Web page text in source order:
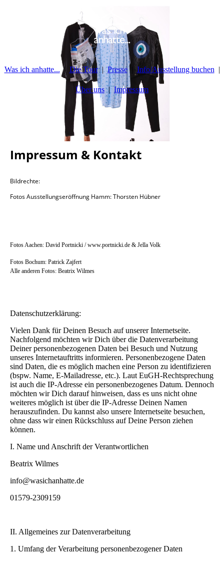
Was ich anhatte... Die Tour Presse Info/Ausstellung buchen
Über uns Impressum
Impressum & Kontakt
Bildrechte:
Fotos Ausstellungseröffnung Hamm: Thorsten Hübner
Fotos Aachen: David Portnicki / www.portnicki.de & Jella Volk
Fotos Bochum: Patrick Zajfert
Alle anderen Fotos: Beatrix Wilmes
Datenschutzerklärung:
Vielen Dank für Deinen Besuch auf unserer Internetseite.
Nachfolgend möchten wir Dich über die Datenverarbeitung
Deiner personenbezogenen Daten bei Besuch und Nutzung
unseres Internetauftritts informieren. Personenbezogene Daten
sind Daten, die es möglich machen eine Person zu identifizieren
(bspw. Name, E-Mailadresse, etc.). Laut EuGH-Rechtsprechung
ist auch die IP-Adresse ein personenbezogenes Datum. Dennoch
möchten wir Dich darauf hinweisen, dass es uns nicht ohne
weiteres möglich ist über die IP-Adresse Deinen Namen
herauszufinden. Du kannst also unsere Internetseite besuchen,
ohne dass wir einen Rückschluss auf Deine Person ziehen
können.
I. Name und Anschrift der Verantwortlichen
Beatrix Wilmes
info@wasichanhatte.de
01579-2309159
II. Allgemeines zur Datenverarbeitung
1. Umfang der Verarbeitung personenbezogener Daten